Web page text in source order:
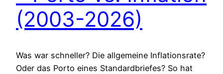
(2003-2026)
Was war schneller? Die allgemeine Inflationsrate?
Oder das Porto eines Standardbriefes? So hat